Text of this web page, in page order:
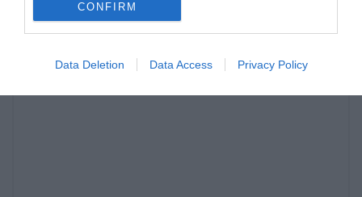
CONFIRM
Data Deletion Data Access Privacy Policy